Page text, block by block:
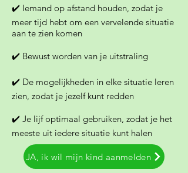
✔️ Iemand op afstand houden, zodat je
meer tijd hebt om een vervelende situatie
aan te zien komen
✔️ Bewust worden van je uitstraling
✔️ De mogelijkheden in elke situatie leren
zien, zodat je jezelf kunt redden
✔️ Je lijf optimaal gebruiken, zodat je het
meeste uit iedere situatie kunt halen
JA, ik wil mijn kind aanmelden